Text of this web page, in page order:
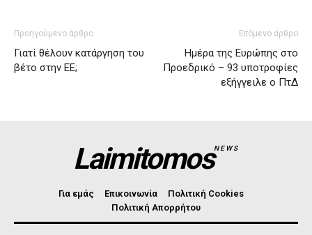
Προηγούμενο άρθρο
Γιατί θέλουν κατάργηση του
βέτο στην ΕΕ;
Επόμενο άρθρο
Ημέρα της Ευρώπης στο
Προεδρικό – 93 υποτροφίες
εξήγγειλε ο ΠτΔ
LaimitomosNEWS
Για εμάς Επικοινωνία
Πολιτική Cookies
Πολιτική Απορρήτου